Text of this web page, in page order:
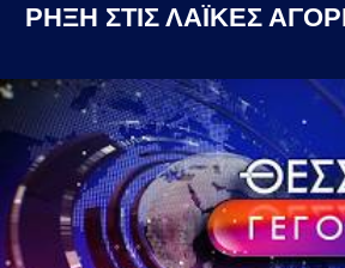
ΡΗΞΗ ΣΤΙΣ ΛΑΪΚΕΣ